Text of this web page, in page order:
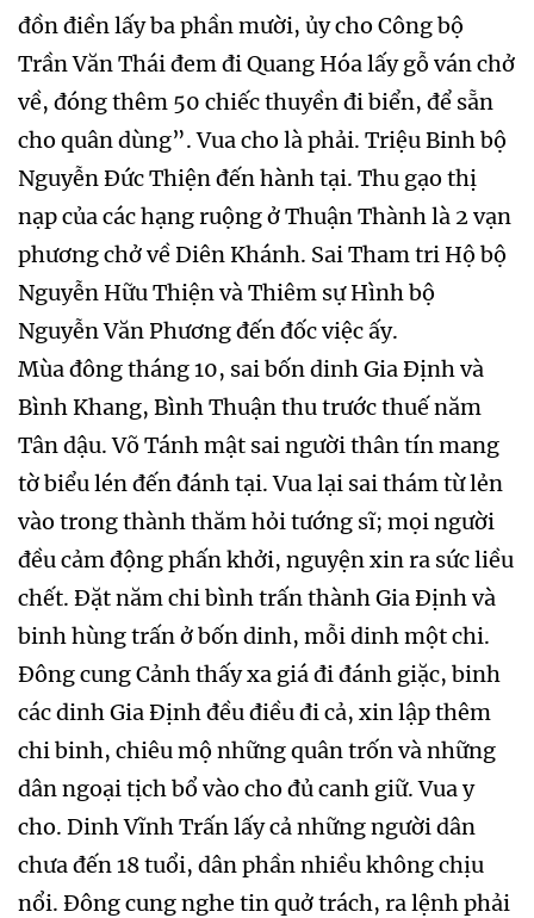
đồn điền lấy ba phần mười, ủy cho Công bộ
Trần Văn Thái đem đi Quang Hóa lấy gỗ ván chở
về, đóng thêm 50 chiếc thuyền đi biển, để sẵn
cho quân dùng”. Vua cho là phải. Triệu Binh bộ
Nguyễn Đức Thiện đến hành tại. Thu gạo thị
nạp của các hạng ruộng ở Thuận Thành là 2 vạn
phương chở về Diên Khánh. Sai Tham tri Hộ bộ
Nguyễn Hữu Thiện và Thiêm sự Hình bộ
Nguyễn Văn Phương đến đốc việc ấy.
Mùa đông tháng 10, sai bốn dinh Gia Định và
Bình Khang, Bình Thuận thu trước thuế năm
Tân dậu. Võ Tánh mật sai người thân tín mang
tờ biểu lén đến đánh tại. Vua lại sai thám từ lẻn
vào trong thành thăm hỏi tướng sĩ; mọi người
đều cảm động phấn khởi, nguyện xin ra sức liều
chết. Đặt năm chi bình trấn thành Gia Định và
binh hùng trấn ở bốn dinh, mỗi dinh một chi.
Đông cung Cảnh thấy xa giá đi đánh giặc, binh
các dinh Gia Định đều điều đi cả, xin lập thêm
chi binh, chiêu mộ những quân trốn và những
dân ngoại tịch bổ vào cho đủ canh giữ. Vua y
cho. Dinh Vĩnh Trấn lấy cả những người dân
chưa đến 18 tuổi, dân phần nhiều không chịu
nổi. Đông cung nghe tin quở trách, ra lệnh phải